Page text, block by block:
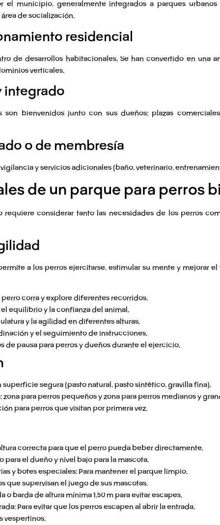
el municipio, generalmente integrados a parques
de socialización.
residencial
de desarrollos habitacionales. Se han convertido en una
verticales.
integrado
bienvenidos junto con sus dueños: plazas
o de membresía
y servicios adicionales (baño, veterinario,
de un parque para perros
requiere considerar tanto las necesidades de los perros
a los perros ejercitarse, estimular su mente y mejorar
corra y explore diferentes recorridos.
equilibrio y la confianza del animal.
y la agilidad en diferentes alturas.
y el seguimiento de instrucciones.
de pausa para perros y dueños durante el ejercicio.
segura (pasto natural, pasto sintético, gravilla fina).
para perros pequeños y zona para perros medianos y
para perros que visitan por primera vez.
correcta para que el perro pueda beber directamente.
para el dueño y nivel bajo para la mascota.
y botes especiales:Para mantener el parque limpio.
que supervisan el juego de sus mascotas.
o barda de altura mínima 1.50 m para evitar escapes.
Para evitar que los perros escapen al abrir la entrada.
vespertinos.